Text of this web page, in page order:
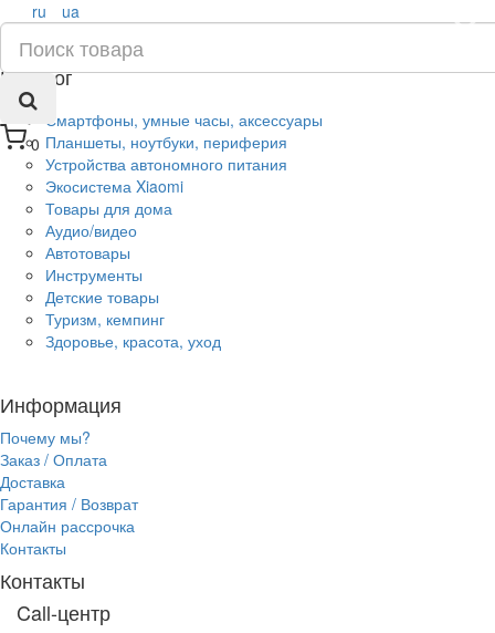
0
×
ru ua
Каталог
Смартфоны, умные часы, аксессуары
Планшеты, ноутбуки, периферия
Устройства автономного питания
Экосистема Xiaomi
Товары для дома
Аудио/видео
Автотовары
Инструменты
Детские товары
Туризм, кемпинг
Здоровье, красота, уход
Информация
Почему мы?
Заказ / Оплата
Доставка
Гарантия / Возврат
Онлайн рассрочка
Контакты
Контакты
Call-центр